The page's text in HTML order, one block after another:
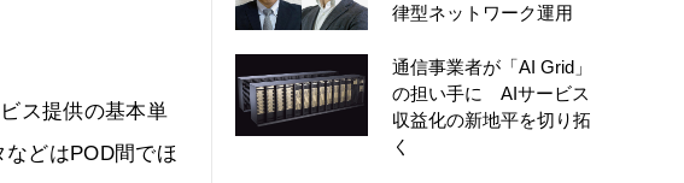
ス提供の基本単
どはPOD間でほ
律型ネットワーク運用
通信事業者が「AI Grid」
の担い手に AIサービス
収益化の新地平を切り拓
く